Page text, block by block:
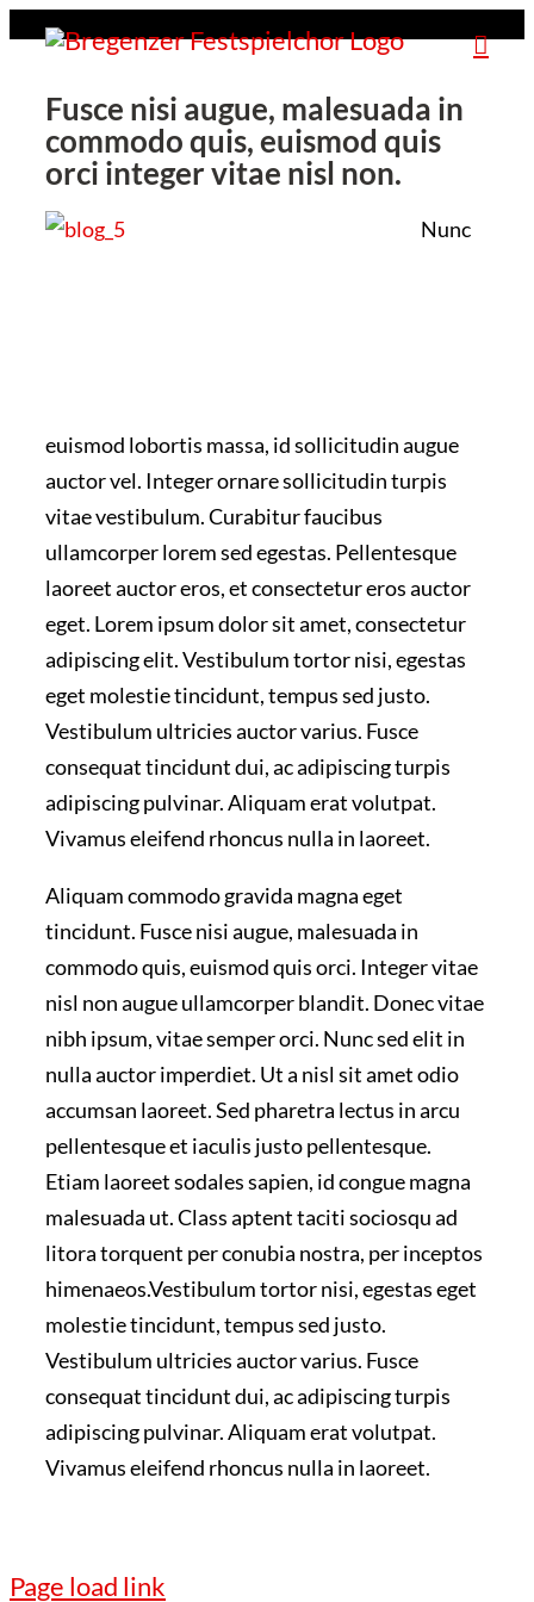
Zum
springen
Fusce nisi augue, malesuada in
commodo quis, euismod quis
orci integer vitae nisl non.
Nunc
euismod lobortis massa, id sollicitudin augue
auctor vel. Integer ornare sollicitudin turpis
vitae vestibulum. Curabitur faucibus
ullamcorper lorem sed egestas. Pellentesque
laoreet auctor eros, et consectetur eros auctor
eget. Lorem ipsum dolor sit amet, consectetur
adipiscing elit. Vestibulum tortor nisi, egestas
eget molestie tincidunt, tempus sed justo.
Vestibulum ultricies auctor varius. Fusce
consequat tincidunt dui, ac adipiscing turpis
adipiscing pulvinar. Aliquam erat volutpat.
Vivamus eleifend rhoncus nulla in laoreet.
Aliquam commodo gravida magna eget
tincidunt. Fusce nisi augue, malesuada in
commodo quis, euismod quis orci. Integer vitae
nisl non augue ullamcorper blandit. Donec vitae
nibh ipsum, vitae semper orci. Nunc sed elit in
nulla auctor imperdiet. Ut a nisl sit amet odio
accumsan laoreet. Sed pharetra lectus in arcu
pellentesque et iaculis justo pellentesque.
Etiam laoreet sodales sapien, id congue magna
malesuada ut. Class aptent taciti sociosqu ad
litora torquent per conubia nostra, per inceptos
himenaeos.Vestibulum tortor nisi, egestas eget
molestie tincidunt, tempus sed justo.
Vestibulum ultricies auctor varius. Fusce
consequat tincidunt dui, ac adipiscing turpis
adipiscing pulvinar. Aliquam erat volutpat.
Vivamus eleifend rhoncus nulla in laoreet.
Page load link